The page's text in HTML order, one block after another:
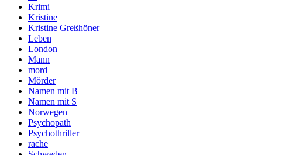
Krimi
Kristine
Kristine Greßhöner
Leben
London
Mann
mord
Mörder
Namen mit B
Namen mit S
Norwegen
Psychopath
Psychothriller
rache